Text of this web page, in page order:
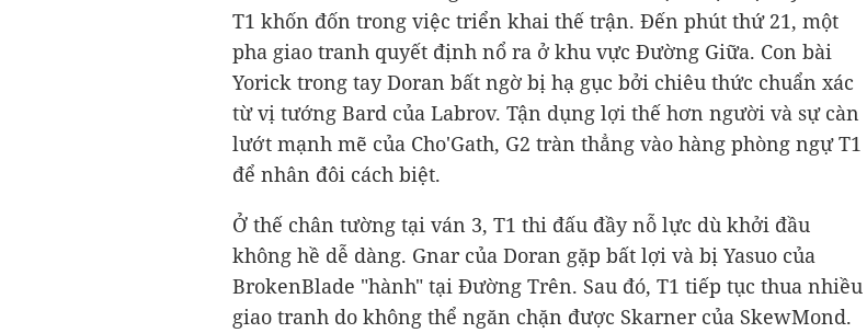
T1 khốn đốn trong việc triển khai thế trận. Đến phút thứ 21, một
pha giao tranh quyết định nổ ra ở khu vực Đường Giữa. Con bài
Yorick trong tay Doran bất ngờ bị hạ gục bởi chiêu thức chuẩn xác
từ vị tướng Bard của Labrov. Tận dụng lợi thế hơn người và sự càn
lướt mạnh mẽ của Cho'Gath, G2 tràn thẳng vào hàng phòng ngự T1
để nhân đôi cách biệt.
Ở thế chân tường tại ván 3, T1 thi đấu đầy nỗ lực dù khởi đầu
không hề dễ dàng. Gnar của Doran gặp bất lợi và bị Yasuo của
BrokenBlade "hành" tại Đường Trên. Sau đó, T1 tiếp tục thua nhiều
giao tranh do không thể ngăn chặn được Skarner của SkewMond.